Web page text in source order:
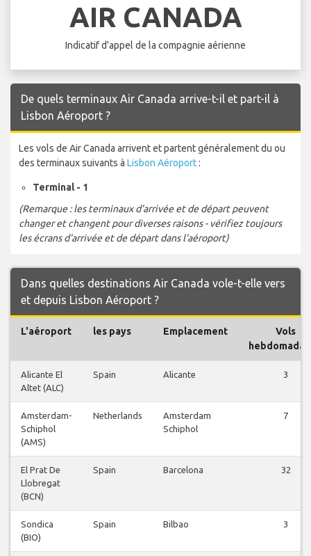
AIR CANADA
Indicatif d'appel de la compagnie aérienne
De quels terminaux Air Canada arrive-t-il et part-il à
Lisbon Aéroport ?
Les vols de Air Canada arrivent et partent généralement du ou
des terminaux suivants à Lisbon Aéroport:
Terminal - 1
(Remarque : les terminaux d'arrivée et de départ peuvent
changer et changent pour diverses raisons - vérifiez toujours
les écrans d'arrivée et de départ dans l'aéroport)
Dans quelles destinations Air Canada vole-t-elle vers
et depuis Lisbon Aéroport ?
L'aéroport les pays Emplacement
Vols
Alicante El
Altet (ALC)
Spain Alicante 3
Amsterdam-
Schiphol
(AMS)
Netherlands
Amsterdam
Schiphol
7
El Prat De
Llobregat
(BCN)
Spain Barcelona 32
Sondica
(BIO)
Spain Bilbao 3